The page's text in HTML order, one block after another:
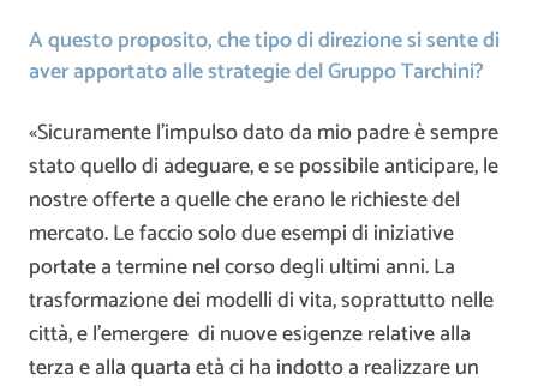
A questo proposito, che tipo di direzione si sente di
aver apportato alle strategie del Gruppo Tarchini?
«Sicuramente l’impulso dato da mio padre è sempre
stato quello di adeguare, e se possibile anticipare, le
nostre offerte a quelle che erano le richieste del
mercato. Le faccio solo due esempi di iniziative
portate a termine nel corso degli ultimi anni. La
trasformazione dei modelli di vita, soprattutto nelle
città, e l’emergere di nuove esigenze relative alla
terza e alla quarta età ci ha indotto a realizzare un